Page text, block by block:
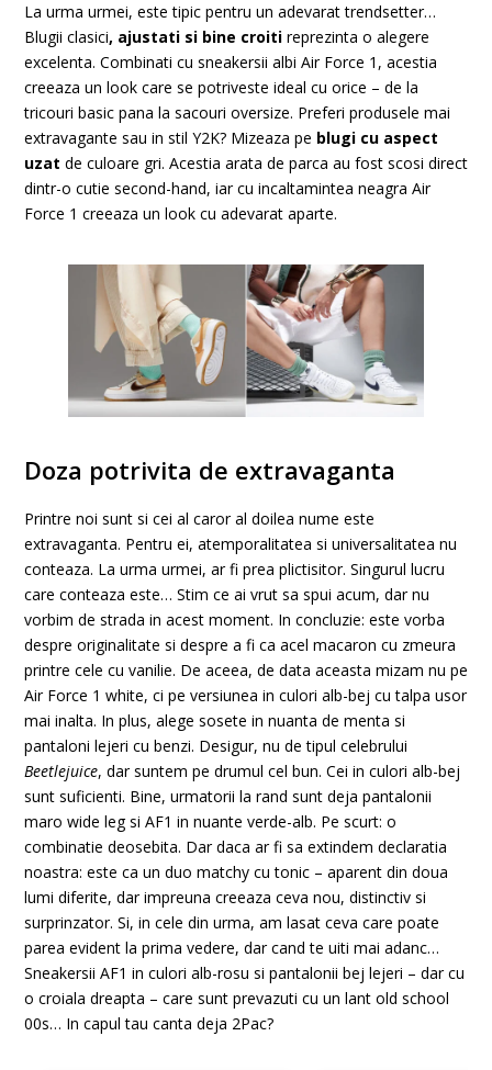
La urma urmei, este tipic pentru un adevarat trendsetter…
Blugii clasici, ajustati si bine croiti reprezinta o alegere
excelenta. Combinati cu sneakersii albi Air Force 1, acestia
creeaza un look care se potriveste ideal cu orice – de la
tricouri basic pana la sacouri oversize. Preferi produsele mai
extravagante sau in stil Y2K? Mizeaza pe blugi cu aspect
uzat de culoare gri. Acestia arata de parca au fost scosi direct
dintr-o cutie second-hand, iar cu incaltamintea neagra Air
Force 1 creeaza un look cu adevarat aparte.
Doza potrivita de extravaganta
Printre noi sunt si cei al caror al doilea nume este
extravaganta. Pentru ei, atemporalitatea si universalitatea nu
conteaza. La urma urmei, ar fi prea plictisitor. Singurul lucru
care conteaza este… Stim ce ai vrut sa spui acum, dar nu
vorbim de strada in acest moment. In concluzie: este vorba
despre originalitate si despre a fi ca acel macaron cu zmeura
printre cele cu vanilie. De aceea, de data aceasta mizam nu pe
Air Force 1 white, ci pe versiunea in culori alb-bej cu talpa usor
mai inalta. In plus, alege sosete in nuanta de menta si
pantaloni lejeri cu benzi. Desigur, nu de tipul celebrului
Beetlejuice, dar suntem pe drumul cel bun. Cei in culori alb-bej
sunt suficienti. Bine, urmatorii la rand sunt deja pantalonii
maro wide leg si AF1 in nuante verde-alb. Pe scurt: o
combinatie deosebita. Dar daca ar fi sa extindem declaratia
noastra: este ca un duo matchy cu tonic – aparent din doua
lumi diferite, dar impreuna creeaza ceva nou, distinctiv si
surprinzator. Si, in cele din urma, am lasat ceva care poate
parea evident la prima vedere, dar cand te uiti mai adanc…
Sneakersii AF1 in culori alb-rosu si pantalonii bej lejeri – dar cu
o croiala dreapta – care sunt prevazuti cu un lant old school
00s… In capul tau canta deja 2Pac?